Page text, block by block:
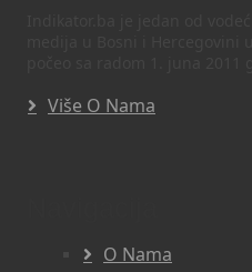
Više O Nama
O Nama